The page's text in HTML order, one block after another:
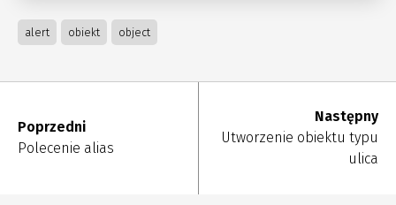
alert obiekt object
Poprzedni
Polecenie alias
Następny
Utworzenie obiektu typu
ulica